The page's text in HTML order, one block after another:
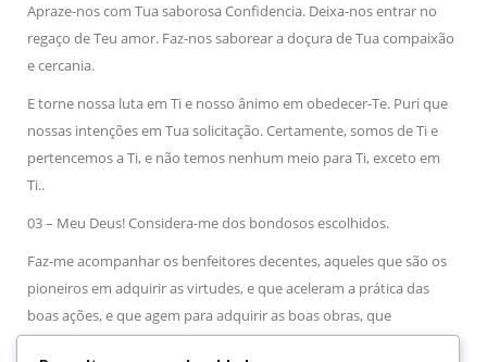
Apraze-nos com Tua saborosa Confidencia. Deixa-nos entrar no
regaço de Teu amor. Faz-nos saborear a doçura de Tua compaixão
e cercania.
E torne nossa luta em Ti e nosso ânimo em obedecer-Te. Puri que
nossas intenções em Tua solicitação. Certamente, somos de Ti e
pertencemos a Ti, e não temos nenhum meio para Ti, exceto em
Ti..
03 – Meu Deus! Considera-me dos bondosos escolhidos.
Faz-me acompanhar os benfeitores decentes, aqueles que são os
pioneiros em adquirir as virtudes, e que aceleram a prática das
boas ações, e que agem para adquirir as boas obras, que
permanecem na próxima vida, e os esforçados para possuir as